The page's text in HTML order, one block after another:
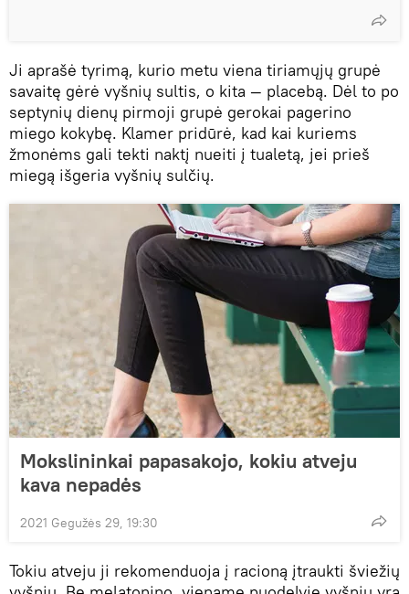
Ji aprašė tyrimą, kurio metu viena tiriamųjų grupė
savaitę gėrė vyšnių sultis, o kita — placebą. Dėl to po
septynių dienų pirmoji grupė gerokai pagerino
miego kokybę. Klamer pridūrė, kad kai kuriems
žmonėms gali tekti naktį nueiti į tualetą, jei prieš
miegą išgeria vyšnių sulčių.
Mokslininkai papasakojo, kokiu atveju
kava nepadės
2021 Gegužės 29, 19:30
Tokiu atveju ji rekomenduoja į racioną įtraukti šviežių